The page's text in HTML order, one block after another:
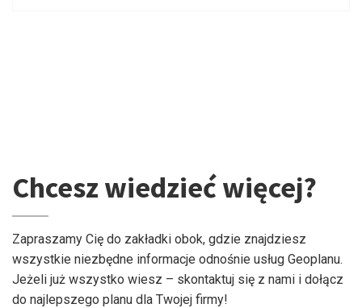
Chcesz wiedzieć więcej?
Zapraszamy Cię do zakładki obok, gdzie znajdziesz
wszystkie niezbędne informacje odnośnie usług Geoplanu.
Jeżeli już wszystko wiesz – skontaktuj się z nami i dołącz
do najlepszego planu dla Twojej firmy!